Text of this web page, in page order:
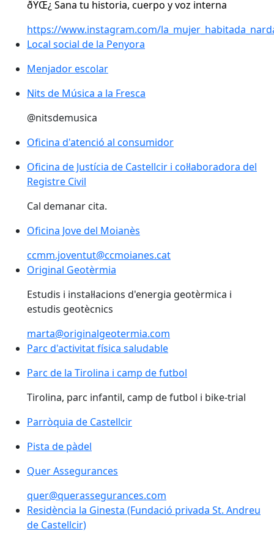
ðŸŒ¿ Sana tu historia, cuerpo y voz interna
https://www.instagram.com/
Local social de la Penyora
Local social de la Penyora
Menjador escolar
Menjador escolar
Nits de Música a la Fresca
Nits de Música a la Fresca
@nitsdemusica
Oficina d'atenció al consumidor
Oficina de Justícia de Castellcir i col·laboradora del
Registre Civil
Cal demanar cita.
Oficina Jove del Moianès
Oficina Jove del Moianès
ccmm.joventut@ccmoianes.cat
Original Geotèrmia
Original Geotèrmia
Estudis i instal·lacions d'energia geotèrmica i
estudis geotècnics
marta@originalgeotermia.com
Parc d'activitat física saludable
Parc d'activitat física saludable
Parc de la Tirolina i camp de futbol
Parc de la Tirolina i camp de futbol
Tirolina, parc infantil, camp de futbol i bike-trial
Parròquia de Castellcir
Parròquia de Castellcir
Pista de pàdel
Pista de pàdel
Quer Assegurances
Quer Assegurances
quer@querassegurances.com
Residència la Ginesta (Fundació privada St. Andreu
Residència la Ginesta (Fundació privada St. Andreu
de Castellcir)